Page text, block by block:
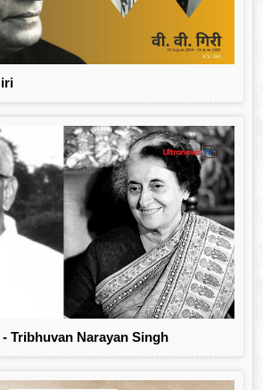
- Tribhuvan Narayan Singh